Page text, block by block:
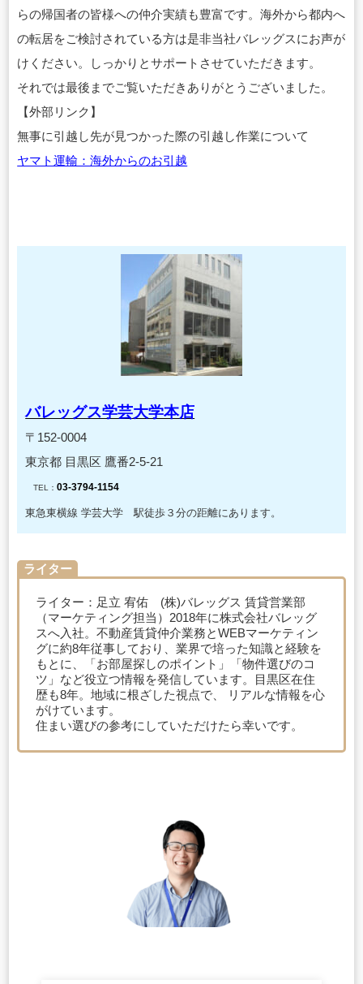
らの帰国者の皆様への仲介実績も豊富です。海外から都内へ
の転居をご検討されている方は是非当社バレッグスにお声が
けください。しっかりとサポートさせていただきます。
それでは最後までご覧いただきありがとうございました。
【外部リンク】
無事に引越し先が見つかった際の引越し作業について
ヤマト運輸：海外からのお引越
バレッグス学芸大学本店
〒152-0004
東京都 目黒区 鷹番2-5-21
TEL：03-3794-1154
東急東横線 学芸大学 駅徒歩３分の距離にあります。
ライター
ライター：足立 宥佑 (株)バレッグス 賃貸営業部
（マーケティング担当）2018年に株式会社バレッグ
スへ入社。不動産賃貸仲介業務とWEBマーケティン
グに約8年従事しており、業界で培った知識と経験を
もとに、「お部屋探しのポイント」「物件選びのコ
ツ」など役立つ情報を発信しています。目黒区在住
歴も8年。地域に根ざした視点で、 リアルな情報を心
がけています。
住まい選びの参考にしていただけたら幸いです。